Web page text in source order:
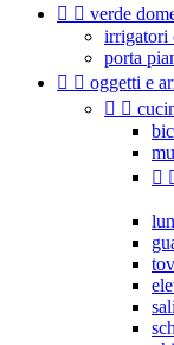
  verde
irrigatori
porta
  oggetti e
 
